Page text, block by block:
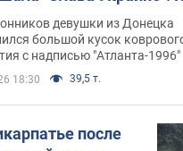
судьба
30 лет назад
Олимпиады
девушки из Донецка
большой кусок
с надписью "Атланта-1996"
18:30 39,5 т.
после